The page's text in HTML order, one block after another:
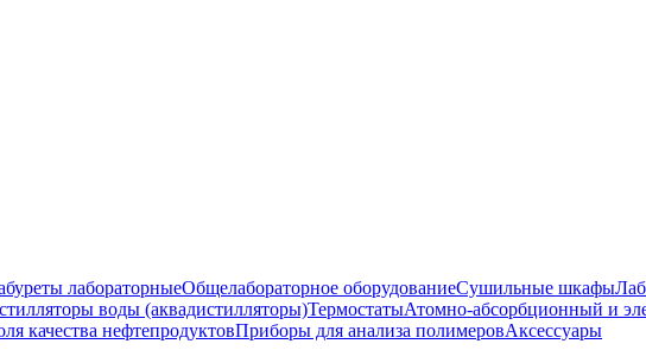
лабораторныеОбщелабораторное оборудованиеСушильные шкафы
воды (аквадистилляторы)ТермостатыАтомно-абсорбционный и
качества нефтепродуктовПриборы для анализа полимеровАксессуары